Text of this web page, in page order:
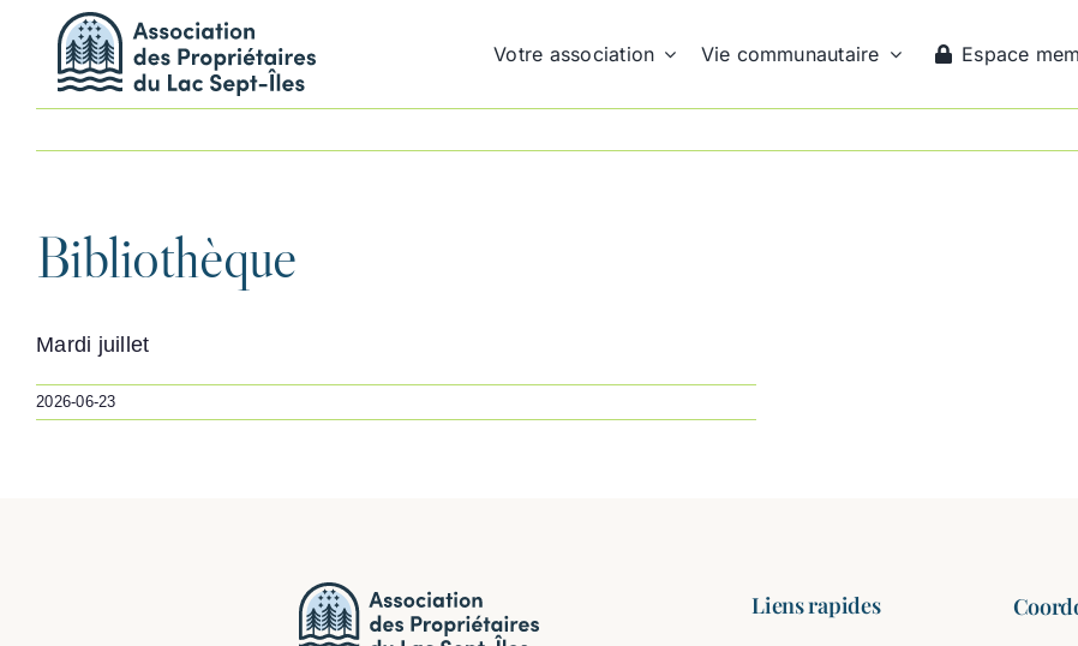
Passer
contenu
Votre association Vie communautaire Espace
Bibliothèque
Mardi juillet
2026-06-23
Liens rapides